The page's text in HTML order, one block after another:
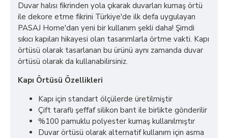
Duvar halısı fikrinden yola çıkarak duvarları kumaş örtü
ile dekore etme fikrini Türkiye'de ilk defa uygulayan
PASAJ Home'dan yeni bir kullanım şekli daha! Şimdi
sıkıcı kapıları hikayesi olan tasarımlarla örtme vakti. Kapı
örtüsü olarak tasarlanan bu ürünü aynı zamanda duvar
örtüsü olarak da kullanabilirsiniz.
Kapı Örtüsü Özellikleri
Kapı için standart ölçülerde üretilmiştir
Çift taraflı şeffaf silikon bant ile birlikte gönderilir
%100 pamuklu polyester kumaş kullanılmıştır
Duvar örtüsü olarak alternatif kullanım için asma